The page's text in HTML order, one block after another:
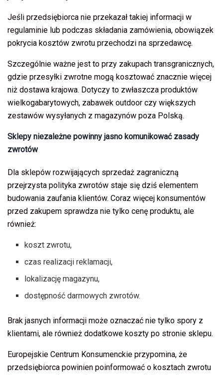
Jeśli przedsiębiorca nie przekazał takiej informacji w
regulaminie lub podczas składania zamówienia, obowiązek
pokrycia kosztów zwrotu przechodzi na sprzedawcę.
Szczególnie ważne jest to przy zakupach transgranicznych,
gdzie przesyłki zwrotne mogą kosztować znacznie więcej
niż dostawa krajowa. Dotyczy to zwłaszcza produktów
wielkogabarytowych, zabawek outdoor czy większych
zestawów wysyłanych z magazynów poza Polską.
Sklepy niezależne powinny jasno komunikować zasady
zwrotów
Dla sklepów rozwijających sprzedaż zagraniczną
przejrzysta polityka zwrotów staje się dziś elementem
budowania zaufania klientów. Coraz więcej konsumentów
przed zakupem sprawdza nie tylko cenę produktu, ale
również:
koszt zwrotu,
czas realizacji reklamacji,
lokalizację magazynu,
dostępność darmowych zwrotów.
Brak jasnych informacji może oznaczać nie tylko spory z
klientami, ale również dodatkowe koszty po stronie sklepu.
Europejskie Centrum Konsumenckie przypomina, że
przedsiębiorca powinien poinformować o kosztach zwrotu